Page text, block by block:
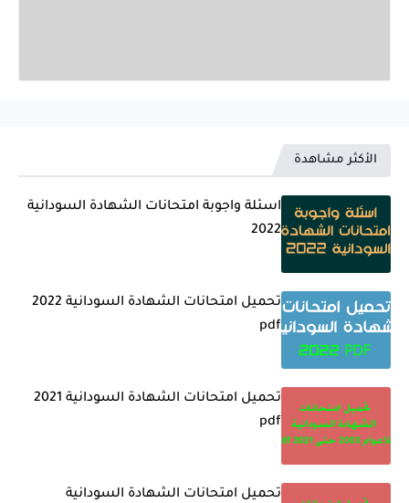
الأكثر مشاهدة
اسئلة واجوبة امتحانات الشهادة السودانية
2022
تحميل امتحانات الشهادة السودانية 2022
pdf
تحميل امتحانات الشهادة السودانية 2021
pdf
تحميل امتحانات الشهادة السودانية